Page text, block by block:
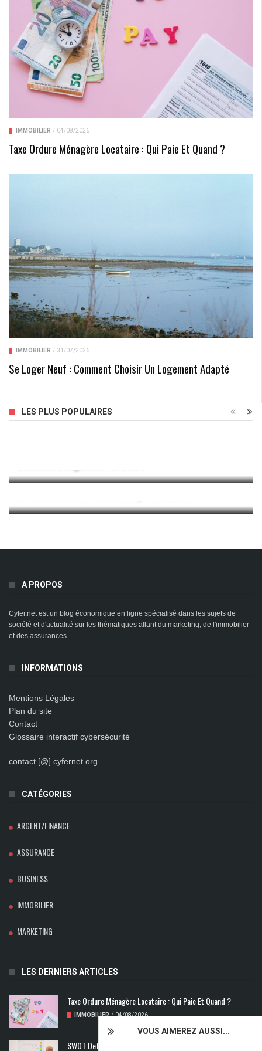
VOUS AIMEREZ AUSSI...
IMMOBILIER / 04/08/2026
Taxe Ordure Ménagère Locataire : Qui Paie Et Quand ?
IMMOBILIER / 31/07/2026
Se Loger Neuf : Comment Choisir Un Logement Adapté
LES PLUS POPULAIRES
Les Agapes En Restauration : Réinventer Le Plaisir De
A PROPOS
Cyfer.net est un blog économique en ligne spécialisé dans les sujets de
société et d'actualité sur les thématiques allant du marketing, de l'immobilier
et des assurances.
INFORMATIONS
Mentions Légales
Plan du site
Contact
Glossaire interactif cybersécurité
contact [@] cyfernet.org
CATÉGORIES
ARGENT/FINANCE
ASSURANCE
BUSINESS
IMMOBILIER
MARKETING
LES DERNIERS ARTICLES
Taxe Ordure Ménagère Locataire : Qui Paie Et Quand ?
IMMOBILIER / 04/08/2026
SWOT Def : Qu’est-Ce Que L’analyse SWOT ?